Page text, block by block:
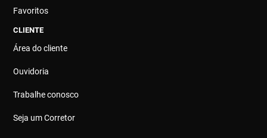
Favoritos
CLIENTE
Área do cliente
Ouvidoria
Trabalhe conosco
Seja um Corretor